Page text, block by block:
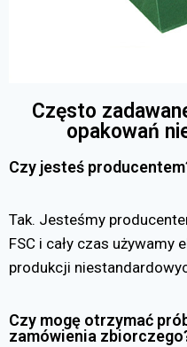
Często
opakowań
Czy jesteś
Tak. Jesteśmy
FSC i cały czas używamy
produkcji
Czy mogę otrzymać
zamówienia